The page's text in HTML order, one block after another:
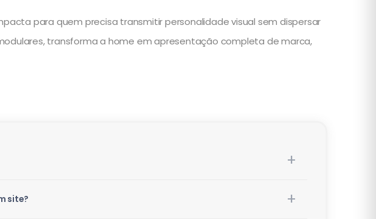
para quem precisa transmitir personalidade visual sem dispersar
transforma a home em apresentação completa de marca,
site?